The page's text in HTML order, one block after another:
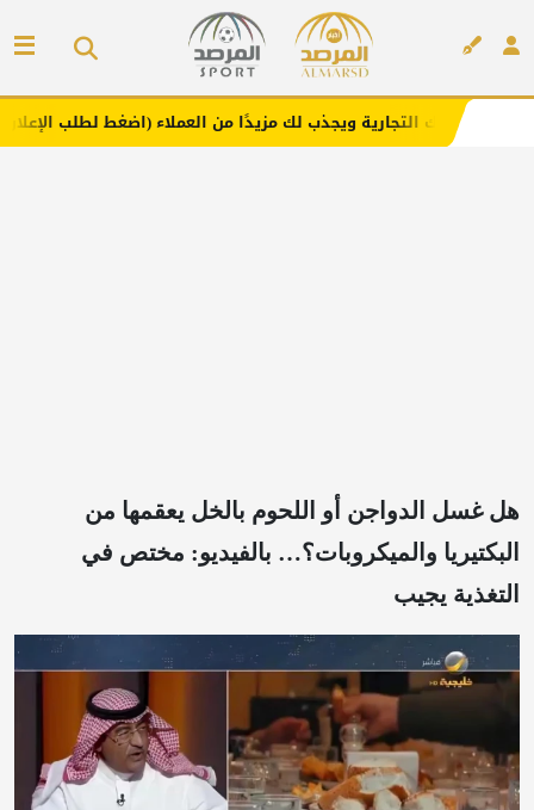
ويجذب لك مزيدًا من العملاء (اضغط لطلب الإعلان)
‏هل غسل الدواجن أو اللحوم بالخل يعقمها من
البكتيريا والميكروبات؟… بالفيديو: مختص في
التغذية يجيب